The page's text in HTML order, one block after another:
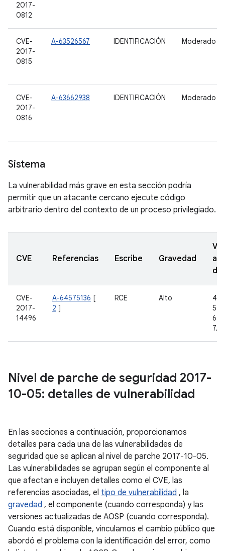
2017-
0812
CVE-
2017-
0815
A-63526567 IDENTIFICACIÓN Moderado
CVE-
2017-
0816
A-63662938 IDENTIFICACIÓN Moderado
Sistema
La vulnerabilidad más grave en esta sección podría
permitir que un atacante cercano ejecute código
arbitrario dentro del contexto de un proceso privilegiado.
CVE Referencias Escribe Gravedad
de
CVE-
2017-
14496
A-64575136 [
2 ]
RCE Alto
Nivel de parche de seguridad 2017-
10-05: detalles de vulnerabilidad
En las secciones a continuación, proporcionamos
detalles para cada una de las vulnerabilidades de
seguridad que se aplican al nivel de parche 2017-10-05.
Las vulnerabilidades se agrupan según el componente al
que afectan e incluyen detalles como el CVE, las
referencias asociadas, el tipo de vulnerabilidad , la
gravedad , el componente (cuando corresponda) y las
versiones actualizadas de AOSP (cuando corresponda).
Cuando está disponible, vinculamos el cambio público que
abordó el problema con la identificación del error, como